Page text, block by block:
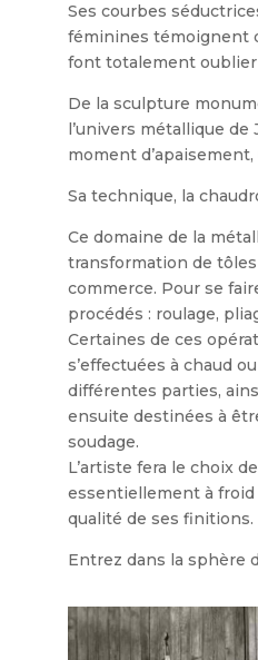
Ses courbes
féminines témoignent
font totalement oublier
De la sculpture
l’univers métallique de
moment
Sa technique, la
Ce domaine de la
transformation de
commerce. Pour se
procédés : roulage,
Certaines de ces
s’effectuées à chaud
différentes parties,
ensuite destinées à
soudage.
L’artiste fera le choix
essentiellement à
qualité de ses finitions.
Entrez dans la sphère